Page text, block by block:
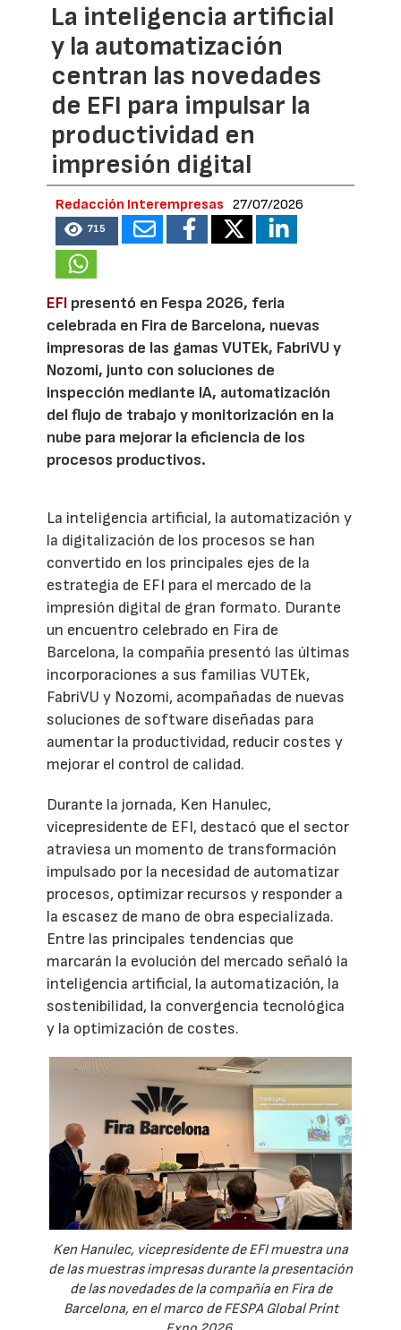
La inteligencia artificial
y la automatización
centran las novedades
de EFI para impulsar la
productividad en
impresión digital
Redacción Interempresas 27/07/2026
715
EFI presentó en Fespa 2026, feria
celebrada en Fira de Barcelona, nuevas
impresoras de las gamas VUTEk, FabriVU y
Nozomi, junto con soluciones de
inspección mediante IA, automatización
del flujo de trabajo y monitorización en la
nube para mejorar la eficiencia de los
procesos productivos.
La inteligencia artificial, la automatización y
la digitalización de los procesos se han
convertido en los principales ejes de la
estrategia de EFI para el mercado de la
impresión digital de gran formato. Durante
un encuentro celebrado en Fira de
Barcelona, la compañía presentó las últimas
incorporaciones a sus familias VUTEk,
FabriVU y Nozomi, acompañadas de nuevas
soluciones de software diseñadas para
aumentar la productividad, reducir costes y
mejorar el control de calidad.
Durante la jornada, Ken Hanulec,
vicepresidente de EFI, destacó que el sector
atraviesa un momento de transformación
impulsado por la necesidad de automatizar
procesos, optimizar recursos y responder a
la escasez de mano de obra especializada.
Entre las principales tendencias que
marcarán la evolución del mercado señaló la
inteligencia artificial, la automatización, la
sostenibilidad, la convergencia tecnológica
y la optimización de costes.
Ken Hanulec, vicepresidente de EFI muestra una
de las muestras impresas durante la presentación
de las novedades de la compañía en Fira de
Barcelona, en el marco de FESPA Global Print